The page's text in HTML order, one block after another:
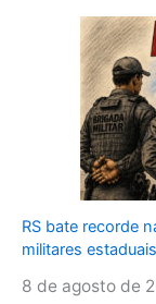
RS bate recorde
militares estaduais
8 de agosto de